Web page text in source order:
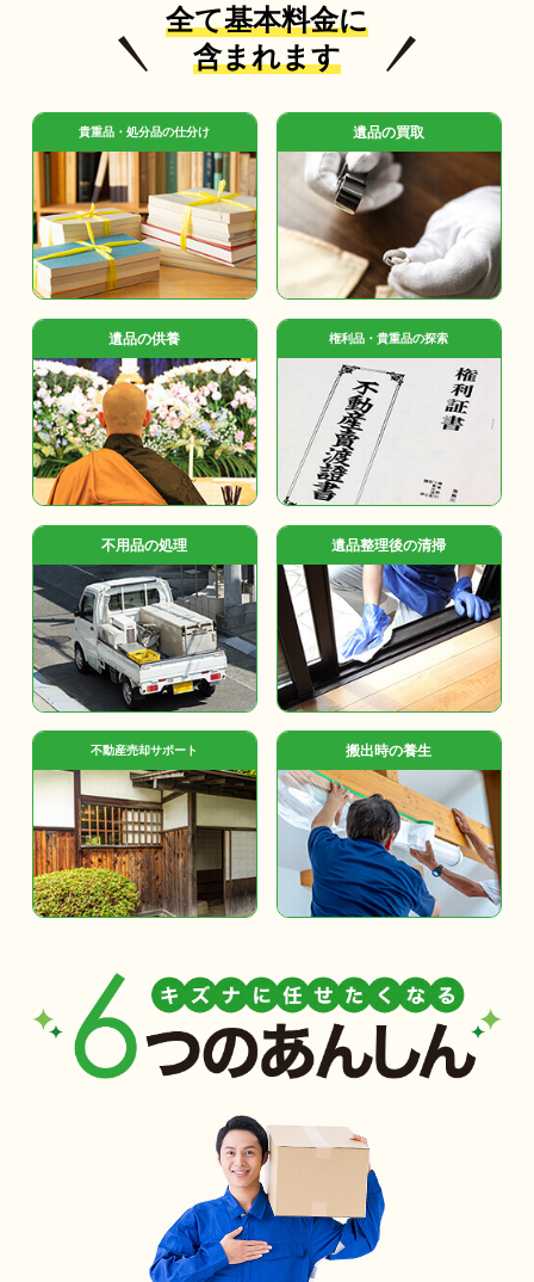
全て基本料金に
含まれます
貴重品・処分品の仕分け 遺品の買取
遺品の供養 権利品・貴重品の探索
不用品の処理 遺品整理後の清掃
不動産売却サポート 搬出時の養生